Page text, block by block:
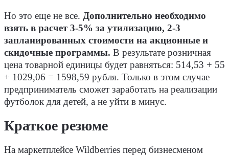
Но это еще не все. Дополнительно необходимо
взять в расчет 3-5% за утилизацию, 2-3
запланированных стоимости на акционные и
скидочные программы. В результате розничная
цена товарной единицы будет равняться: 514,53 + 55
+ 1029,06 = 1598,59 рубля. Только в этом случае
предприниматель сможет заработать на реализации
футболок для детей, а не уйти в минус.
Краткое резюме
На маркетплейсе Wildberries перед бизнесменом